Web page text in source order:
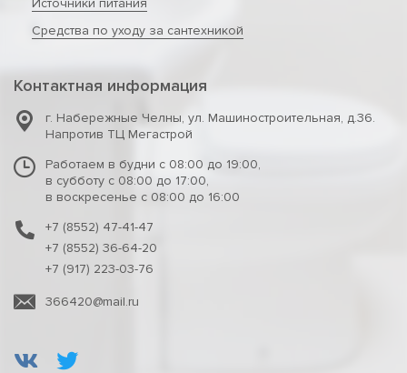
Источники питания
Средства по уходу за сантехникой
Контактная информация
г. Набережные Челны, ул. Машиностроительная, д.36.
Напротив ТЦ Мегастрой
Работаем в будни с 08:00 до 19:00,
в субботу с 08:00 до 17:00,
в воскресенье с 08:00 до 16:00
+7 (8552) 47-41-47
+7 (8552) 36-64-20
+7 (917) 223-03-76
366420@mail.ru